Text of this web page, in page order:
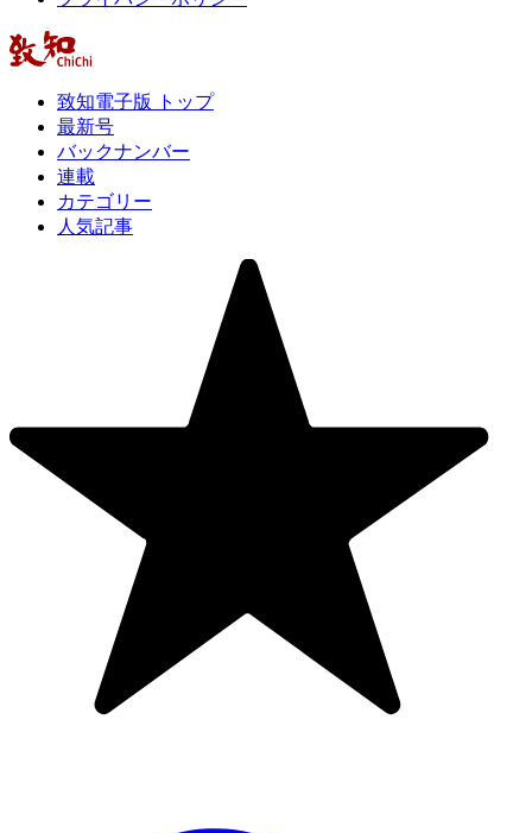
致知電子版 トップ
最新号
バックナンバー
連載
カテゴリー
人気記事